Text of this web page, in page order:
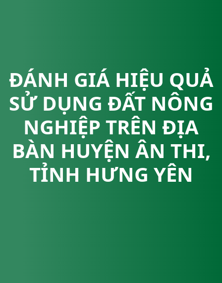
ĐÁNH GIÁ HIỆU QUẢ
SỬ DỤNG ĐẤT NÔNG
NGHIỆP TRÊN ĐỊA
BÀN HUYỆN ÂN THI,
TỈNH HƯNG YÊN